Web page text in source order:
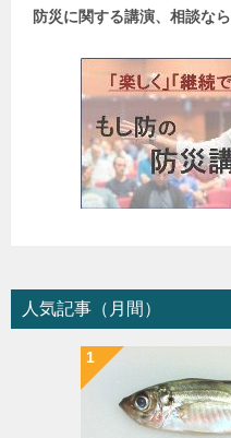
防災に関する講演、相談な
人気記事（月間）